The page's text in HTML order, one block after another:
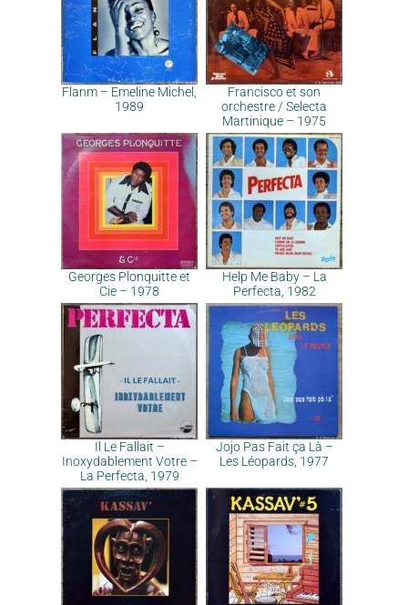
Flanm – Emeline Michel,
1989
Francisco et son
orchestre / Selecta
Martinique – 1975
Georges Plonquitte et
Cie – 1978
Help Me Baby – La
Perfecta, 1982
Il Le Fallait –
Inoxydablement Votre –
La Perfecta, 1979
Jojo Pas Fait ça Là –
Les Léopards, 1977